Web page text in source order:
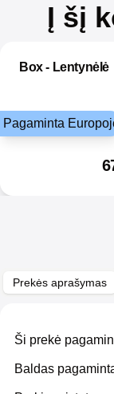
Į šį
Box - Lentynėlė
Pagaminta
Prekės aprašymas
Ši prekė
Baldas